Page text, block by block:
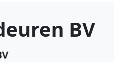
BV